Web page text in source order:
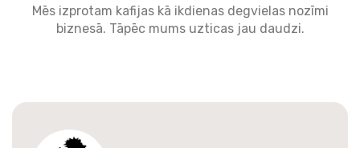
Mēs izprotam kafijas kā ikdienas degvielas nozīmi
biznesā. Tāpēc mums uzticas jau daudzi.